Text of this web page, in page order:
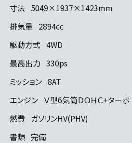
寸法 5049×1937×1423mm
排気量 2894cc
駆動方式 4WD
最高出力 330ps
ミッション 8AT
エンジン Ｖ型6気筒ＤＯＨＣ+ターボ
燃費
ガソリンHV(PHV)
書類 完備